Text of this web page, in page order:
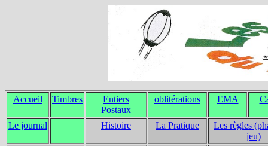
Accueil Timbres
Entiers
Postaux
oblitérations EMA
Le journal Histoire La Pratique
Les règles
jeu)